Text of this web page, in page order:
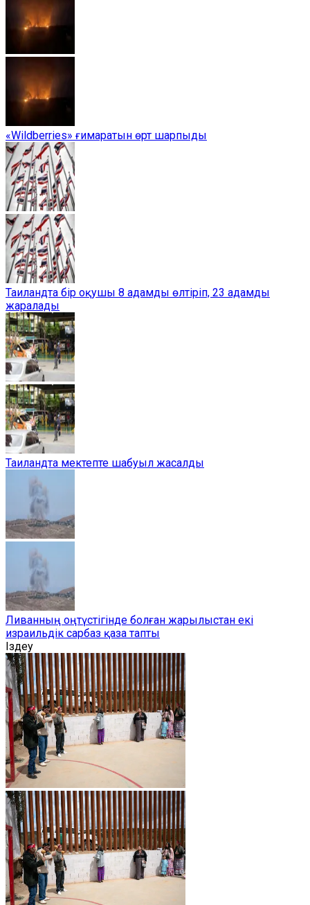
«Wildberries» ғимаратын өрт шарпыды
Таиландта бір оқушы 8 адамды өлтіріп, 23 адамды
жаралады
Таиландта мектепте шабуыл жасалды
Ливанның оңтүстігінде болған жарылыстан екі
израильдік сарбаз қаза тапты
Іздеу